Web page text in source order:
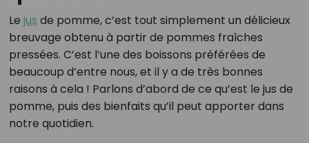
Le jus de pomme, c’est tout simplement un délicieux
breuvage obtenu à partir de pommes fraîches
pressées. C’est l’une des boissons préférées de
beaucoup d’entre nous, et il y a de très bonnes
raisons à cela ! Parlons d’abord de ce qu’est le jus de
pomme, puis des bienfaits qu’il peut apporter dans
notre quotidien.